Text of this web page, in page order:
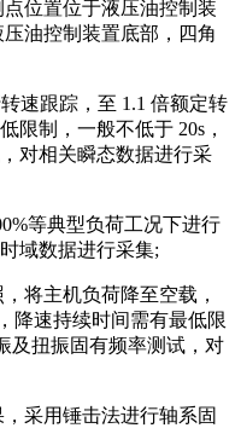
位置位于液压油控制装
油控制装置底部，四角
速跟踪，至 1.1 倍额定转
限制，一般不低于 20s，
对相关瞬态数据进行采
等典型负荷工况下进行
域数据进行采集;
将主机负荷降至空载，
降速持续时间需有最低限
及扭振固有频率测试，对
采用锤击法进行轴系固